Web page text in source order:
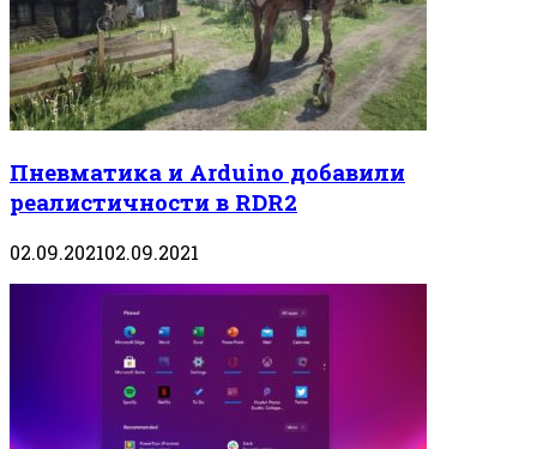
Пневматика и Arduino добавили
реалистичности в RDR2
02.09.202102.09.2021